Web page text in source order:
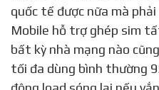
quốc tế được nữa mà
Mobile hỗ trợ ghép sim
bất kỳ nhà mạng nào
tối đa dùng bình thường